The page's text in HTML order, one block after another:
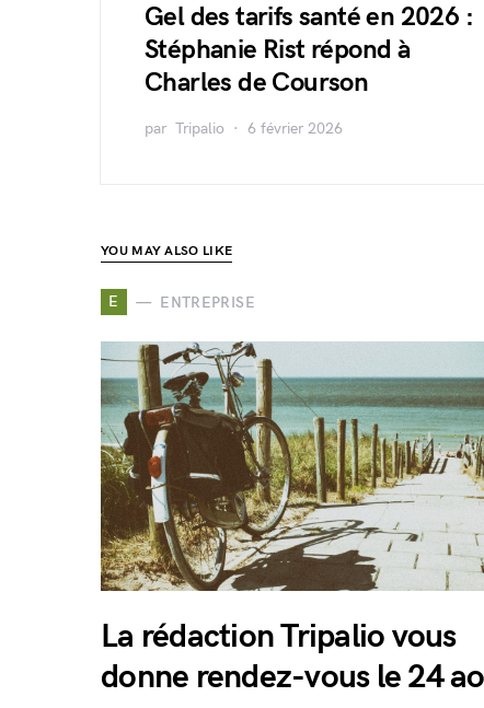
Gel des tarifs santé en 2026 :
Stéphanie Rist répond à
Charles de Courson
par Tripalio 6 février 2026
YOU MAY ALSO LIKE
E ENTREPRISE
La rédaction Tripalio vous
donne rendez-vous le 24